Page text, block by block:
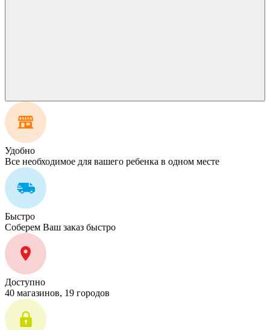
Удобно
Все необходимое для вашего ребенка в одном месте
Быстро
Соберем Ваш заказ быстро
Доступно
40 магазинов, 19 городов